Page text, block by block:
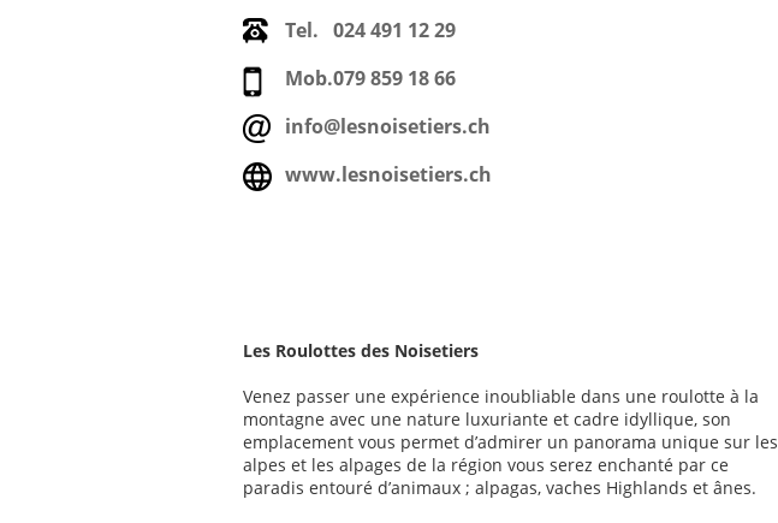
Tel. 024 491 12 29
Mob.079 859 18 66
info@lesnoisetiers.ch
www.lesnoisetiers.ch
Les Roulottes des Noisetiers
Venez passer une expérience inoubliable dans une roulotte à la
montagne avec une nature luxuriante et cadre idyllique, son
emplacement vous permet d’admirer un panorama unique sur les
alpes et les alpages de la région vous serez enchanté par ce
paradis entouré d’animaux ; alpagas, vaches Highlands et ânes.